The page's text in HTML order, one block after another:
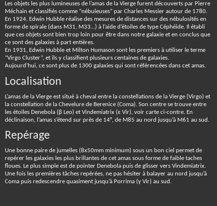
Les objets les plus lumineuses de l’amas de la Vierge furent découverts par Pierre
Méchain et classifiés comme “nébuleuses” par Charles Messier autour de 1780.
En 1924, Edwin Hubble réalise des mesures de distances sur des nébulosités en
forme de spirale (dans M31, M33…) à l’aide d’étoiles de type Céphéide. Il établi
que ces objets sont bien trop loin pour être dans notre galaxie et en conclus que
ce sont des galaxies à part entières.
En 1931, Edwin Hubble et Milton Humason sont les premiers à utiliser le terme
“Virgo Cluster”, et ils y classifient plusieurs centaines de galaxies.
Aujourd’hui, ce sont plus de 1300 galaxies qui sont référencées dans cet amas.
Localisation
L’amas de la Vierge est situé à cheval entre la constellations de la Vierge (Virgo) et
la constellation de la Chevelure de Berenice (Coma). Son centre se trouve entre
les étoiles Denebola (β Leo) et Vindemiatrix (ε Vir), voir carte ci-contre. En
déclinaison, l’amas s’étend sur près de 14°, de M85 au nord jusqu’à M61 au sud.
Repérage
Une bonne paire de jumelles (8x50mm minimum) sous un bon ciel permet de
repérer les galaxies les plus brillantes de cet amas sous forme de faible taches
floues. Le plus simple est de pointer Denebola puis de glisser vers Vindemiatrix.
Une fois les premières tâches repérées, ne pas hésiter à balayer au nord jusqu’à
Coma puis redescendre quasiment jusqu’à Porrima (γ Vir) au sud.